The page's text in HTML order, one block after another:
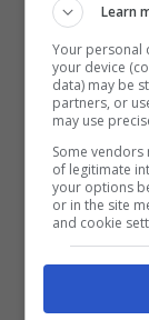
e le sue
web. La
un
storia
che ritrae i
voi due
della vita.
hanno fatto
Learn
Your personal
your device
data) may be
partners, or
may use
Some
of legitimate
your options
or in the site
and cookie